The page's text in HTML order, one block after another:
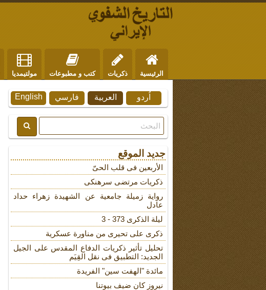
الرئيسية ذكريات كتب و مطبوعات مولتيمديا
English فارسي العربية اُردو
جديد الموقع
الأربعین فی قلب الحیّ
ذکریات مرتضى سرهنکی
روایة زمیلة جامعیة عن الشهیدة زهراء حداد
عادل
لیلة الذکرى 373 - 3
ذکری علی تحیری من مناورة عسکریة
تحلیل تأثیر ذکریات الدفاع المقدس على الجیل
الجدید: التطبیق فی نقل القِیَم
مائدة "الهفت سین" الفریدة
نیروز کان ضیف بیوتنا